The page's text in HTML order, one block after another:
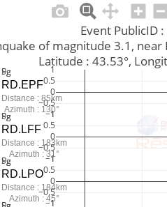
1
−1
−0.5
0
0.5
1
−1
−0.5
0
0.5
1
−1
−0.5
0
0.5
1
Event PublicID
of magnitude 3.1,
Latitude : 43.53°,
Pg
Sg
Pg
Sg
Pg
Sg
RD.LPO
Distance : 184km
Azimuth : 45°
RD.LFF
Distance : 183km
Azimuth : 31°
RD.EPF
Distance : 85km
Azimuth : 130°